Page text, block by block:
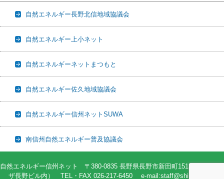
自然エネルギー長野北信地域協議会
自然エネルギー上小ネット
自然エネルギーネットまつもと
自然エネルギー佐久地域協議会
自然エネルギー信州ネットSUWA
南信州自然エネルギー普及協議会
自然エネルギー信州ネット 〒380-0835 長野県長野市新田町1513-2（82プラ
ザ長野ビル内） TEL・FAX 026-217-6450 e-mail:staff@shin-ene.net